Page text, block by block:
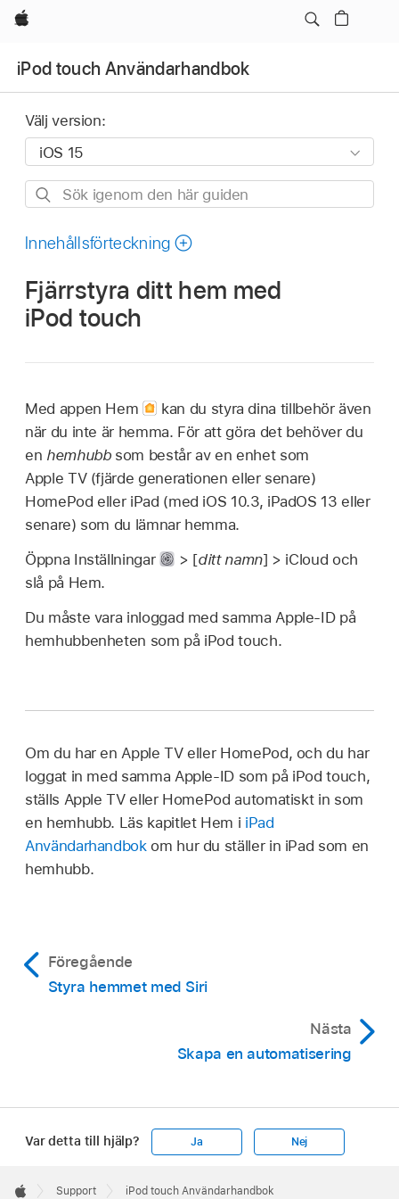
Apple
iPod touch Användarhandbok
Välj version:
Sök
den
guiden
Innehållsförteckning
Fjärrstyra ditt hem med
iPod touch
Med appen Hem
kan du styra dina tillbehör även
när du inte är hemma. För att göra det behöver du
en hemhubbsom består av en enhet som
Apple TV (fjärde generationen eller senare)
HomePod eller iPad (med iOS 10.3, iPadOS 13 eller
senare) som du lämnar hemma.
Öppna Inställningar
> [ditt namn] > iCloud och
slå på Hem.
Du måste vara inloggad med samma Apple-ID på
hemhubbenheten som på iPod touch.
Om du har en Apple TV eller HomePod, och du har
loggat in med samma Apple-ID som på iPod touch,
ställs Apple TV eller HomePod automatiskt in som
en hemhubb. Läs kapitlet Hem i iPad
Användarhandbokom hur du ställer in iPad som en
hemhubb.
Föregående
Styra hemmet med Siri
Nästa
Skapa en automatisering
Var detta till hjälp? Ja Nej
Footer

Support iPod touch Användarhandbok